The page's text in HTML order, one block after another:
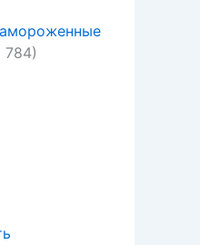
784)